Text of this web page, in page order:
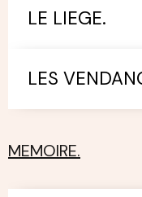
LE LIEGE.
LES
MEMOIRE.